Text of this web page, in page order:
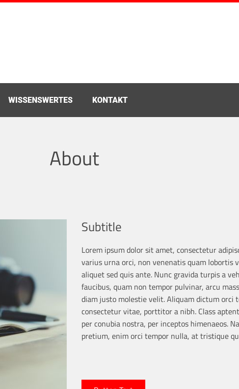
WISSENSWERTES KONTAKT
About
Subtitle
Lorem ipsum dolor sit amet, consectetur
varius urna orci, non venenatis quam lobortis
aliquet sed quis ante. Nunc gravida turpis a
faucibus, quam non tempor pulvinar, arcu
diam justo molestie velit. Aliquam dictum
consectetur vitae, porttitor a nibh. Class
per conubia nostra, per inceptos himenaeos.
pretium, enim orci tempor nulla, at tristique